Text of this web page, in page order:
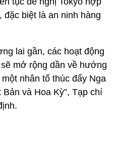
đặc biệt là an ninh hàng
lai gần, các hoạt động
mở rộng dần về hướng
nhân tố thúc đẩy Nga
và Hoa Kỳ”, Tạp chí